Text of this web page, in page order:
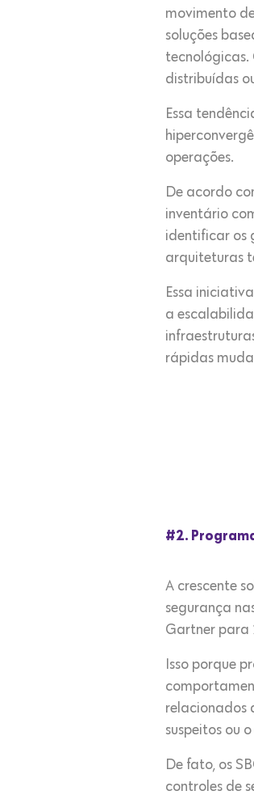
movimento
soluções
tecnológicas.
distribuídas
Essa
operações.
De acordo
inventário
identificar os
arquiteturas
Essa
a
rápidas
#2.
A crescente
segurança
Gartner para
Isso porque
relacionados
suspeitos ou
De fato, os
controles de